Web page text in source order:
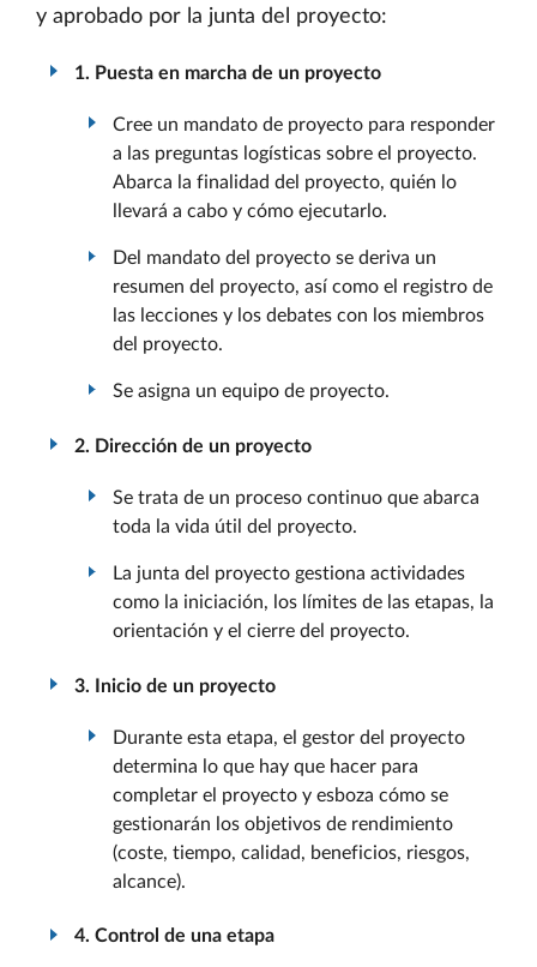
y aprobado por la junta del proyecto:
1. Puesta en marcha de un proyecto
Cree un mandato de proyecto para responder
a las preguntas logísticas sobre el proyecto.
Abarca la finalidad del proyecto, quién lo
llevará a cabo y cómo ejecutarlo.
Del mandato del proyecto se deriva un
resumen del proyecto, así como el registro de
las lecciones y los debates con los miembros
del proyecto.
Se asigna un equipo de proyecto.
2. Dirección de un proyecto
Se trata de un proceso continuo que abarca
toda la vida útil del proyecto.
La junta del proyecto gestiona actividades
como la iniciación, los límites de las etapas, la
orientación y el cierre del proyecto.
3. Inicio de un proyecto
Durante esta etapa, el gestor del proyecto
determina lo que hay que hacer para
completar el proyecto y esboza cómo se
gestionarán los objetivos de rendimiento
(coste, tiempo, calidad, beneficios, riesgos,
alcance).
4. Control de una etapa